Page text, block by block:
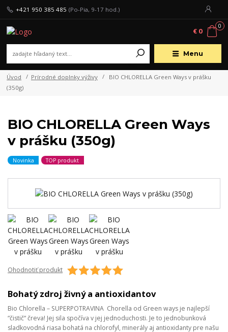
Menu
+421 950 385 485 (Po-Pia, 9-17 hod.)
0
€ 0
Úvod Prírodné doplnky výživy
BIO CHLORELLA Green Ways v prášku
(350g)
BIO CHLORELLA Green Ways
v prášku (350g)
Novinka TOP produkt
Ohodnotiť produkt
Bohatý zdroj živný a antioxidantov
Bio Chlorella – SUPERPOTRAVINA Chorella od Green ways je najlepší
“čistič“ čreva! Jej sila spočíva v jej jednoduchosti. Je to jednobunková
sladkovodná riasa bohatá na chlorofyl, minerály aj antioxidanty pre našu